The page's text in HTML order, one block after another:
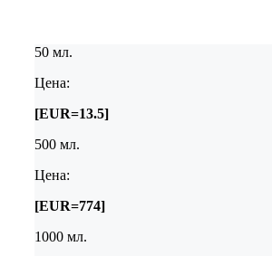
50 мл.
Цена:
[EUR=13.5]
500 мл.
Цена:
[EUR=774]
1000 мл.